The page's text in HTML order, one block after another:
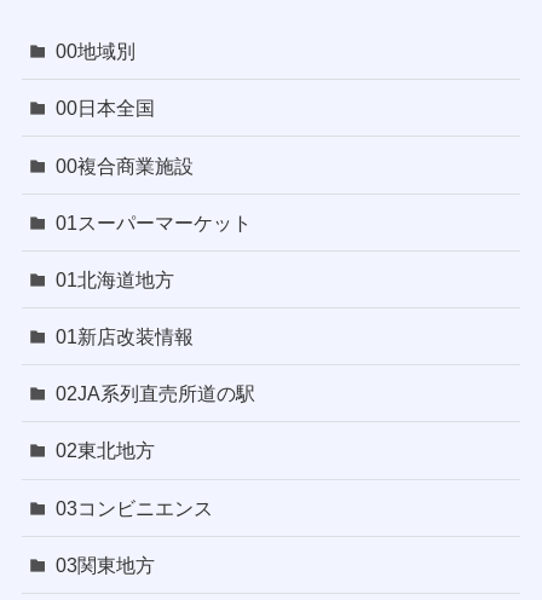
00地域別
00日本全国
00複合商業施設
01スーパーマーケット
01北海道地方
01新店改装情報
02JA系列直売所道の駅
02東北地方
03コンビニエンス
03関東地方